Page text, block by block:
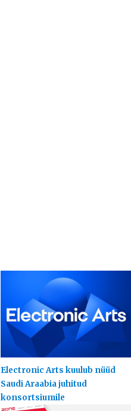
Electronic Arts kuulub nüüd
Saudi Araabia juhitud
konsortsiumile